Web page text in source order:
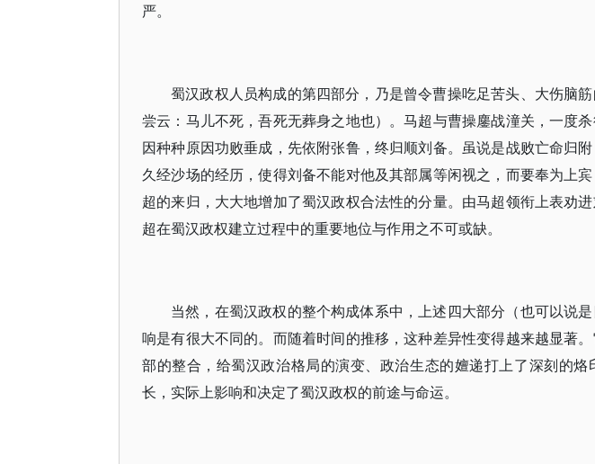
严。
蜀汉政权人员构成的第四部分，乃是曾令曹操吃足苦头、大伤脑
尝云：马儿不死，吾死无葬身之地也）。马超与曹操鏖战潼关，一度
因种种原因功败垂成，先依附张鲁，终归顺刘备。虽说是战败亡命归附
久经沙场的经历，使得刘备不能对他及其部属等闲视之，而要奉为上
超的来归，大大地增加了蜀汉政权合法性的分量。由马超领衔上表劝
超在蜀汉政权建立过程中的重要地位与作用之不可或缺。
当然，在蜀汉政权的整个构成体系中，上述四大部分（也可以说
响是有很大不同的。而随着时间的推移，这种差异性变得越来越显著
部的整合，给蜀汉政治格局的演变、政治生态的嬗递打上了深刻的
长，实际上影响和决定了蜀汉政权的前途与命运。